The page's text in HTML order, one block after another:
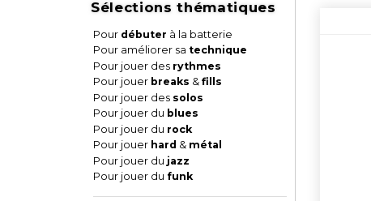
Sélections thématiques
Pour débuter à la batterie
Pour améliorer sa technique
Pour jouer des rythmes
Pour jouer breaks & fills
Pour jouer des solos
Pour jouer du blues
Pour jouer du rock
Pour jouer hard & métal
Pour jouer du jazz
Pour jouer du funk